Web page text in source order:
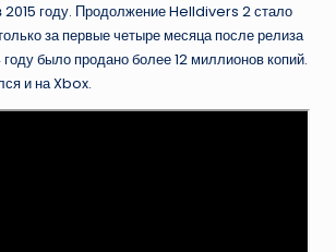
году. Продолжение Helldivers 2 стало
за первые четыре месяца после релиза
было продано более 12 миллионов копий.
и на Xbox.